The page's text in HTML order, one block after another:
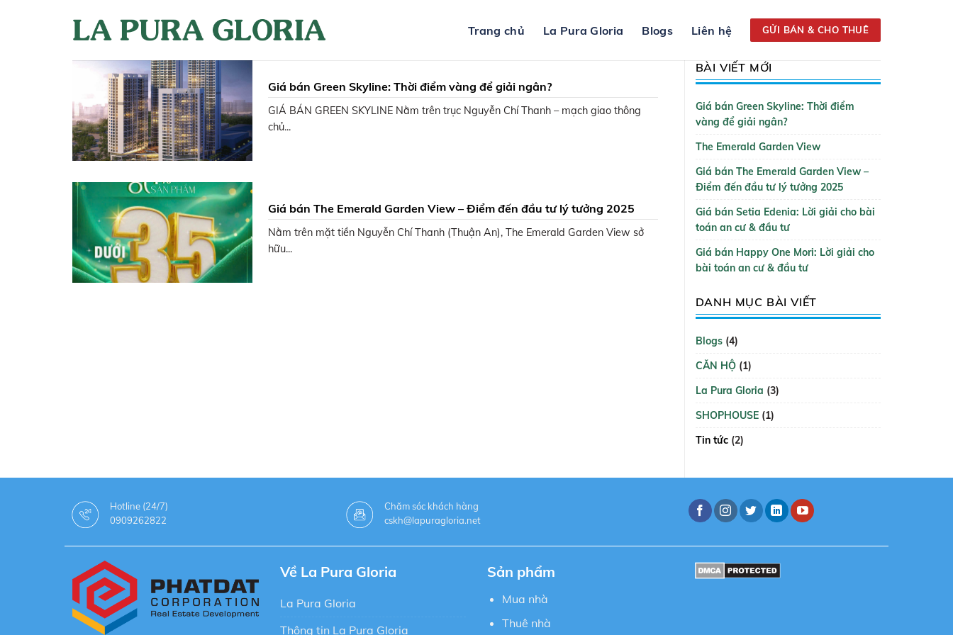
Trang chủ La Pura Gloria Blogs Liên hệ GỬI BÁN & CHO THUÊ
Giá bán Green Skyline: Thời điểm vàng để giải ngân?
GIÁ BÁN GREEN SKYLINE Nằm trên trục Nguyễn Chí Thanh – mạch giao thông
chủ...
Giá bán The Emerald Garden View – Điểm đến đầu tư lý tưởng 2025
Nằm trên mặt tiền Nguyễn Chí Thanh (Thuận An), The Emerald Garden View sở
hữu...
BÀI VIẾT MỚI
Giá bán Green Skyline: Thời điểm
vàng để giải ngân?
The Emerald Garden View
Giá bán The Emerald Garden View –
Điểm đến đầu tư lý tưởng 2025
Giá bán Setia Edenia: Lời giải cho bài
toán an cư & đầu tư
Giá bán Happy One Mori: Lời giải cho
bài toán an cư & đầu tư
DANH MỤC BÀI VIẾT
Blogs(4)
CĂN HỘ(1)
La Pura Gloria (3)
SHOPHOUSE(1)
Tin tức(2)
Hotline (24/7)
0909262822
Chăm sóc khách hàng
cskh@lapuragloria.net
Về La Pura Gloria
La Pura Gloria
Thông tin La Pura Gloria
Sản phẩm
Mua nhà
Thuê nhà